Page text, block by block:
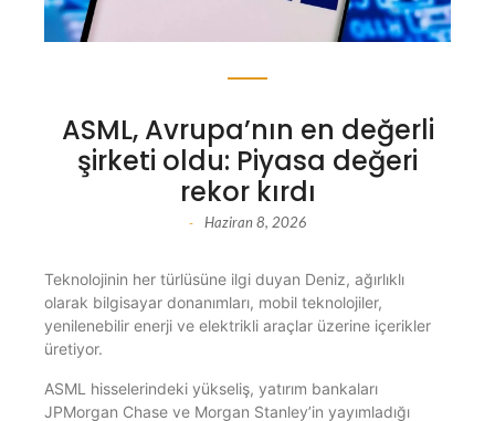
ASML, Avrupa’nın en değerli
şirketi oldu: Piyasa değeri
rekor kırdı
- Haziran 8, 2026
Teknolojinin her türlüsüne ilgi duyan Deniz, ağırlıklı
olarak bilgisayar donanımları, mobil teknolojiler,
yenilenebilir enerji ve elektrikli araçlar üzerine içerikler
üretiyor.
ASML hisselerindeki yükseliş, yatırım bankaları
JPMorgan Chase ve Morgan Stanley’in yayımladığı